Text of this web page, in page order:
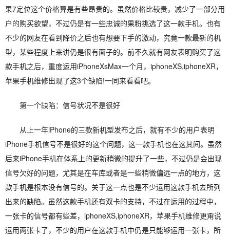
果7定位这个价格算是有些昂贵的。虽然价格比较贵，减少了一部分用
户的购买欲望，不过仍是有一些忠诚的果粉挑选了这一款手机。也有
不少的网友在看到降价之后也有想要下手的激动，究竟一款最新的机
型，某些程度上来讲仍是很有面子的。前不久就有网友表明购买了这
款手机之后，重度运用iPhoneXsMax一个月，iphoneXS,iphoneXR，
苹果手机维修出现了这3个缺陷!一同来看看吧。
第一个缺陷：信号状况不是很好
从上一年iPhone的三款新机型发布之后，就有不少的用户表明
iPhone手机信号不是很好的这个问题，这一款手机也在这其间。虽然
后来iPhone手机在体系上的更新稍微的提升了一些，不过仍是会出现
信号欠好的问题，尤其是在车库或者是一些稍微偏远一点的地方，这
款手机是根本没有信号的。关于这一点也是不少运用这款手机去所列
出来的缺陷。虽然这款手机还有双卡的支持，不过在运用的过程中，
一张卡的信号都有些差，iphoneXS,iphoneXR，苹果手机维修更甭说
运用两张卡了，不少的用户在这款手机中仍是只能够运用一张卡，所